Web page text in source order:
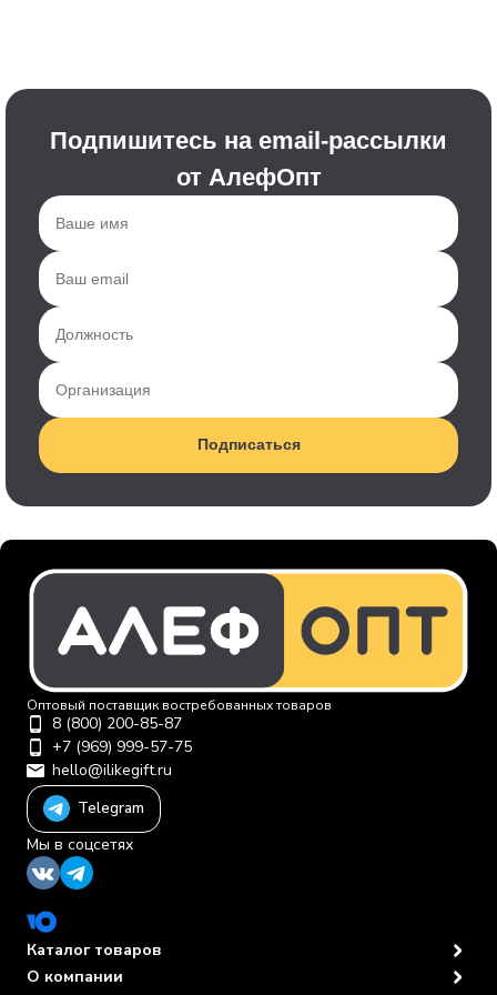
Подпишитесь на email-рассылки
от АлефОпт
Подписаться
Оптовый поставщик востребованных товаров
8 (800) 200-85-87
+7 (969) 999-57-75
hello@ilikegift.ru
Telegram
Мы в соцсетях
Каталог товаров
О компании